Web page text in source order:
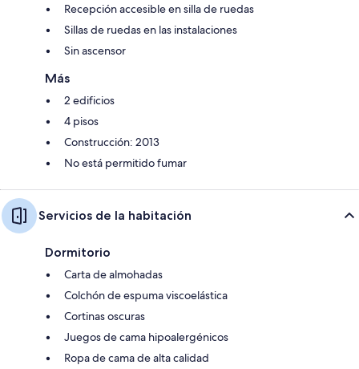
Recepción accesible en silla de ruedas
Sillas de ruedas en las instalaciones
Sin ascensor
Más
2 edificios
4 pisos
Construcción: 2013
No está permitido fumar
Servicios de la habitación
Dormitorio
Carta de almohadas
Colchón de espuma viscoelástica
Cortinas oscuras
Juegos de cama hipoalergénicos
Ropa de cama de alta calidad